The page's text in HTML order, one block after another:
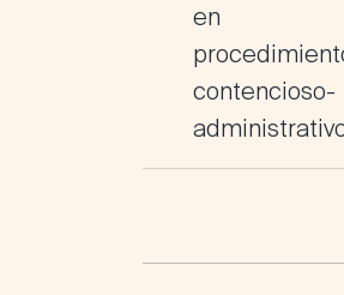
en
contencioso-